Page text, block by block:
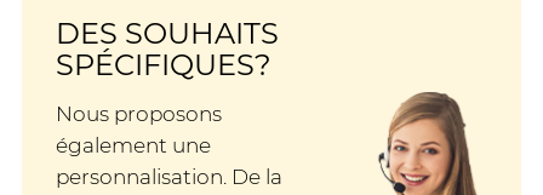
DES SOUHAITS
SPÉCIFIQUES?
Nous proposons
également une
personnalisation. De la